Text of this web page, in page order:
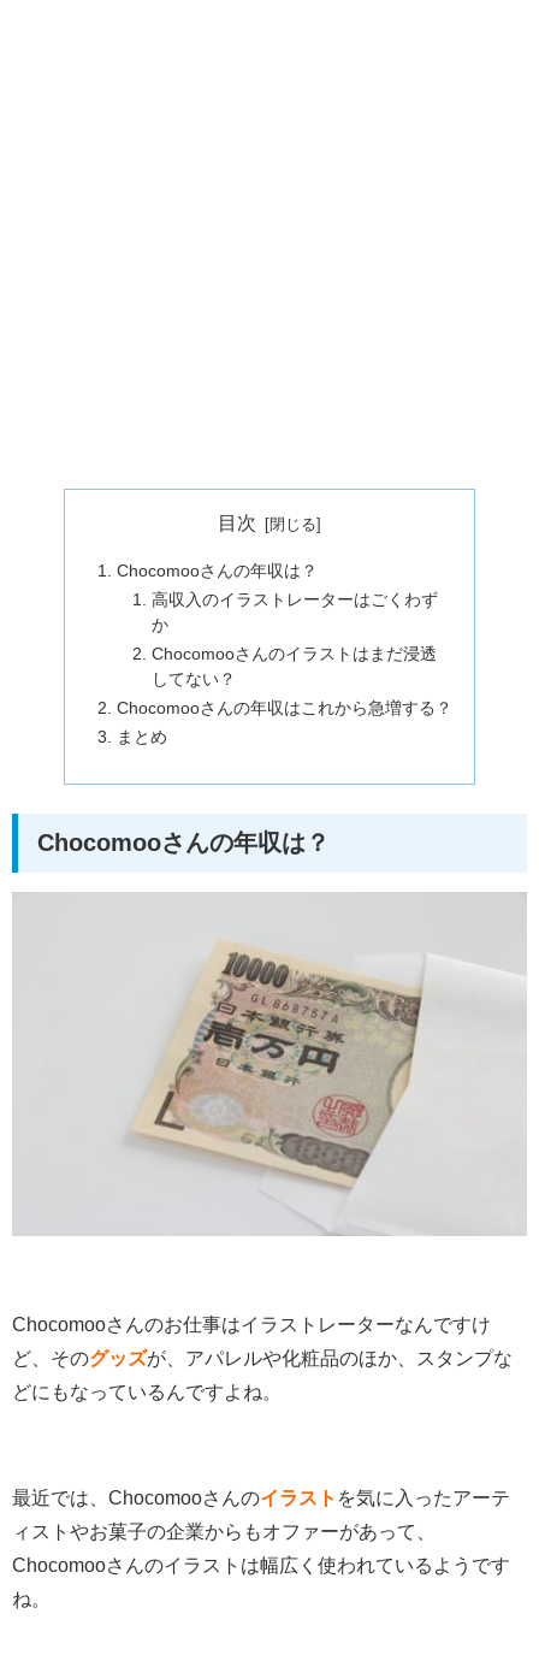
目次
Chocomooさんの年収は？
高収入のイラストレーターはごくわず
か
Chocomooさんのイラストはまだ浸透
してない？
Chocomooさんの年収はこれから急増する？
まとめ
Chocomooさんの年収は？
Chocomooさんのお仕事はイラストレーターなんですけ
ど、そのグッズが、アパレルや化粧品のほか、スタンプな
どにもなっているんですよね。
最近では、Chocomooさんのイラスト を気に入ったアーテ
ィストやお菓子の企業からもオファーがあって、
Chocomooさんのイラストは幅広く使われているようです
ね。